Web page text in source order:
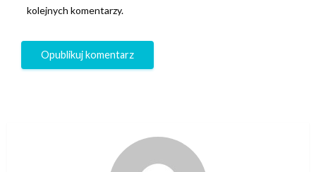
kolejnych komentarzy.